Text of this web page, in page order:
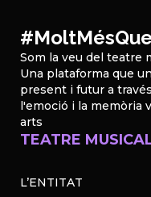
Som la veu del teatre
Una plataforma que
present i futur a
l'emoció i la memòria
arts
TEATRE
L’ENTITAT